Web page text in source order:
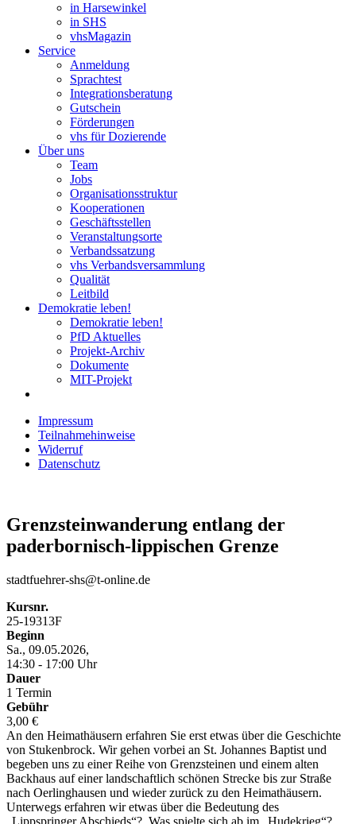
in Harsewinkel
in SHS
vhsMagazin
Service
Anmeldung
Sprachtest
Integrationsberatung
Gutschein
Förderungen
vhs für Dozierende
Über uns
Team
Jobs
Organisationsstruktur
Kooperationen
Geschäftsstellen
Veranstaltungsorte
Verbandssatzung
vhs Verbandsversammlung
Qualität
Leitbild
Demokratie leben!
Demokratie leben!
PfD Aktuelles
Projekt-Archiv
Dokumente
MIT-Projekt
Impressum
Teilnahmehinweise
Widerruf
Datenschutz
Grenzsteinwanderung entlang der
paderbornisch-lippischen Grenze
stadtfuehrer-shs@t-online.de
Kursnr.
25-19313F
Beginn
Sa., 09.05.2026,
14:30 - 17:00 Uhr
Dauer
1 Termin
Gebühr
3,00 €
An den Heimathäusern erfahren Sie erst etwas über die Geschichte
von Stukenbrock. Wir gehen vorbei an St. Johannes Baptist und
begeben uns zu einer Reihe von Grenzsteinen und einem alten
Backhaus auf einer landschaftlich schönen Strecke bis zur Straße
nach Oerlinghausen und wieder zurück zu den Heimathäusern.
Unterwegs erfahren wir etwas über die Bedeutung des
„Lippspringer Abschieds“? Was spielte sich ab im „Hudekrieg“?